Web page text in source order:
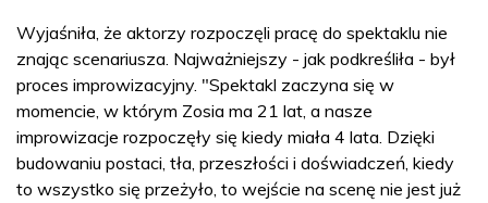
Wyjaśniła, że aktorzy rozpoczęli pracę do spektaklu nie
znając scenariusza. Najważniejszy - jak podkreśliła - był
proces improwizacyjny. "Spektakl zaczyna się w
momencie, w którym Zosia ma 21 lat, a nasze
improwizacje rozpoczęły się kiedy miała 4 lata. Dzięki
budowaniu postaci, tła, przeszłości i doświadczeń, kiedy
to wszystko się przeżyło, to wejście na scenę nie jest już